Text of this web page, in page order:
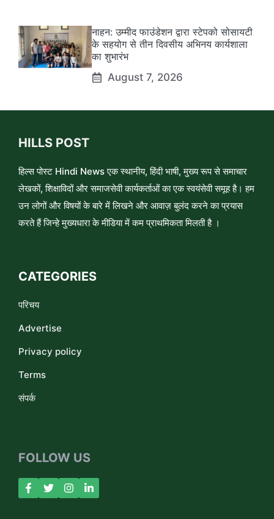
नाहन: उम्मीद फाउंडेशन द्वारा स्टेपको सोसायटी
के सहयोग से तीन दिवसीय अभिनय कार्यशाला
का शुभारंभ
August 7, 2026
HILLS POST
हिल्स पोस्ट Hindi News एक स्थानीय, हिंदी भाषी, मुख्य रूप से समाचार
लेखकों, शिक्षाविदों और समाजसेवी कार्यकर्ताओं का एक स्वयंसेवी समूह है। हम
उन लोगों और विषयों के बारे में लिखने और आवाज़ बुलंद करने का प्रयास
करते हैं जिन्हे मुख्यधारा के मीडिया में कम प्राथमिकता मिलती है ।
CATEGORIES
परिचय
Advertise
Privacy policy
Terms
संपर्क
FOLLOW US